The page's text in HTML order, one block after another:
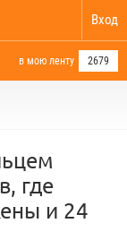
Вход
в мою ленту 2679
где
и 24